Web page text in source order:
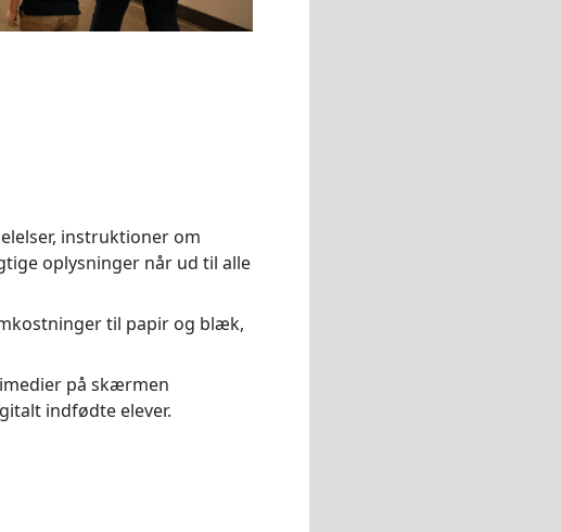
instruktioner om
oplysninger når ud til alle
til papir og blæk,
på skærmen
indfødte elever.